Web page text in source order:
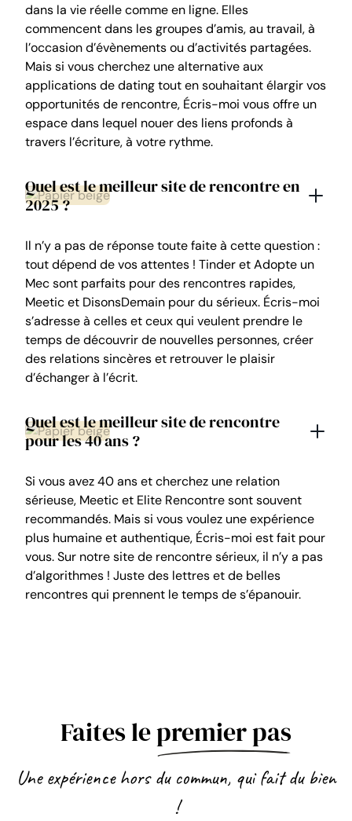
dans la vie réelle comme en ligne. Elles
commencent dans les groupes d’amis, au travail, à
l’occasion d’évènements ou d’activités partagées.
Mais si vous cherchez une alternative aux
applications de dating tout en souhaitant élargir vos
opportunités de rencontre, Écris-moi vous offre un
espace dans lequel nouer des liens profonds à
travers l’écriture, à votre rythme.
Quel est le meilleur site de rencontre en
2025 ?
Il n’y a pas de réponse toute faite à cette question :
tout dépend de vos attentes ! Tinder et Adopte un
Mec sont parfaits pour des rencontres rapides,
Meetic et DisonsDemain pour du sérieux. Écris-moi
s’adresse à celles et ceux qui veulent prendre le
temps de découvrir de nouvelles personnes, créer
des relations sincères et retrouver le plaisir
d’échanger à l’écrit.
Quel est le meilleur site de rencontre
pour les 40 ans ?
Si vous avez 40 ans et cherchez une relation
sérieuse, Meetic et Elite Rencontre sont souvent
recommandés. Mais si vous voulez une expérience
plus humaine et authentique, Écris-moi est fait pour
vous. Sur notre site de rencontre sérieux, il n’y a pas
d’algorithmes ! Juste des lettres et de belles
rencontres qui prennent le temps de s’épanouir.
Faites lepremier pas
Une expérience hors du commun, qui fait du bien
!